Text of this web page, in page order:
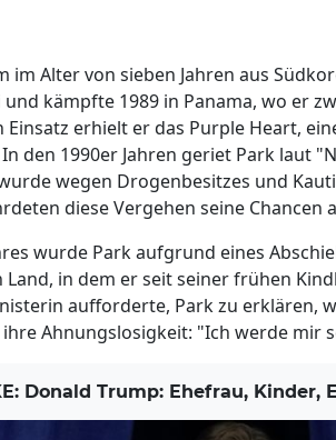
im Alter von sieben Jahren aus
und kämpfte 1989 in Panama, wo er
Einsatz erhielt er das Purple Heart,
den 1990er Jahren geriet Park laut
wegen Drogenbesitzes und
diese Vergehen seine
wurde Park aufgrund eines
Land, in dem er seit seiner frühen
aufforderte, Park zu erklären,
Ahnungslosigkeit: "Ich werde mir
Donald Trump: Ehefrau,